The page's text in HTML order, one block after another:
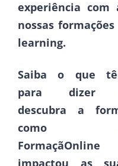
experiência com
nossas formações
learning.
Saiba o que
para dizer
descubra a
como
FormaçãOnline
impactou as